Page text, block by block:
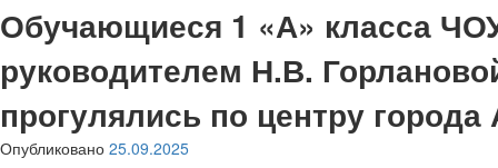
Обучающиеся 1 «А» класса
руководителем Н.В.
прогулялись по центру
Опубликовано 25.09.2025